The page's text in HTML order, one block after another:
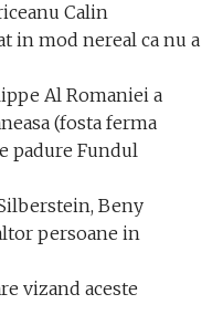
Calin
in mod nereal ca nu a
Al Romaniei a
(fosta ferma
padure Fundul
Beny
persoane in
vizand aceste